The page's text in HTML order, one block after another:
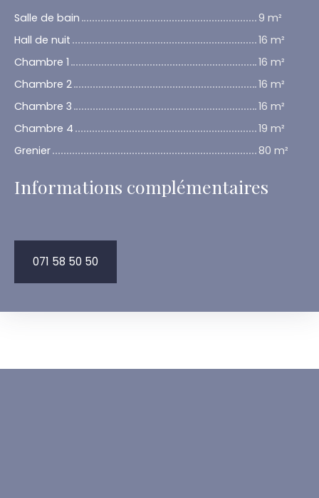
Salle de bain
9 m²
Hall de nuit
16 m²
Chambre 1
16 m²
Chambre 2
16 m²
Chambre 3
16 m²
Chambre 4
19 m²
Grenier
80 m²
Informations complémentaires
071 58 50 50